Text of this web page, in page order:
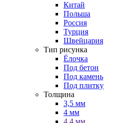
Китай
Польша
Россия
Турция
Швейцария
Тип рисунка
Ёлочка
Под бетон
Под камень
Под плитку
Толщина
3,5 мм
4 мм
4,4 мм